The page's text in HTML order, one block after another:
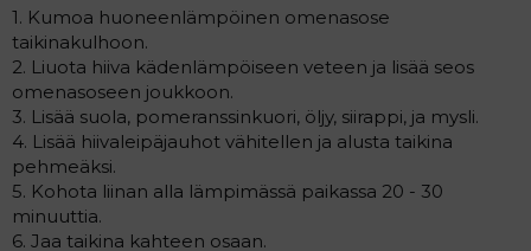
1. Kumoa huoneenlämpöinen omenasose
taikinakulhoon.
2. Liuota hiiva kädenlämpöiseen veteen ja lisää seos
omenasoseen joukkoon.
3. Lisää suola, pomeranssinkuori, öljy, siirappi, ja mysli.
4. Lisää hiivaleipäjauhot vähitellen ja alusta taikina
pehmeäksi.
5. Kohota liinan alla lämpimässä paikassa 20 - 30
minuuttia.
6. Jaa taikina kahteen osaan.